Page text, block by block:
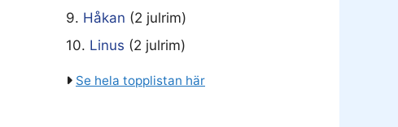
9. Håkan (2 julrim)
10. Linus (2 julrim)
Se hela topplistan här